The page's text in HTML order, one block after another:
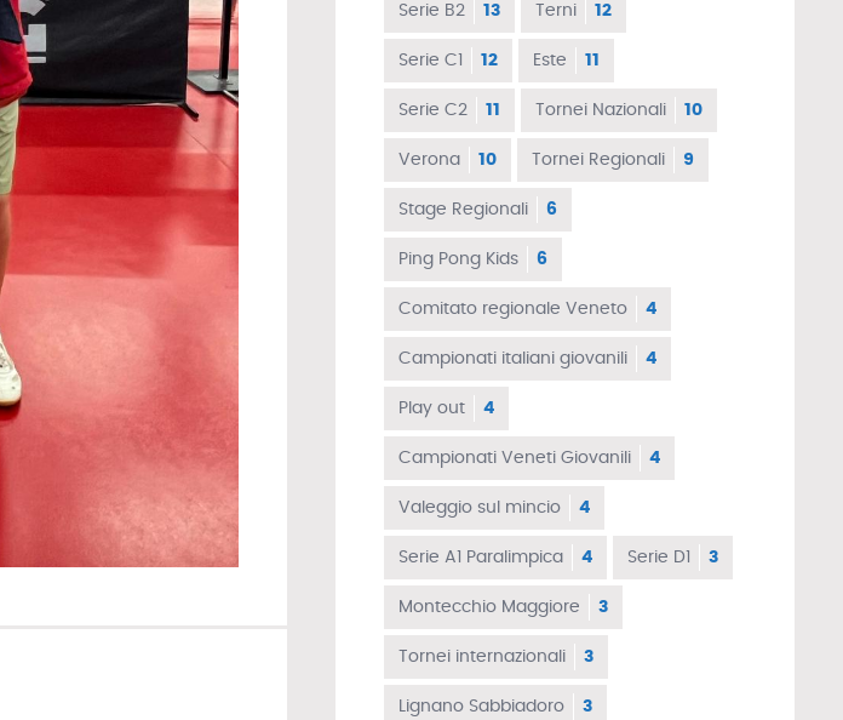
Serie B2 13 Terni 12
Serie C1 12 Este 11
Serie C2 11 Tornei Nazionali 10
Verona 10 Tornei Regionali 9
Stage Regionali 6
Ping Pong Kids 6
Comitato regionale Veneto 4
Campionati italiani giovanili 4
Play out 4
Campionati Veneti Giovanili 4
Valeggio sul mincio 4
Serie A1 Paralimpica 4 Serie D1 3
Montecchio Maggiore 3
Tornei internazionali 3
Lignano Sabbiadoro 3